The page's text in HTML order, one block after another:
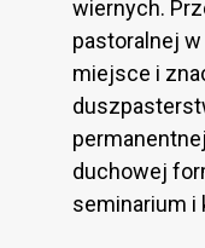
wiernych.
pastoralnej
miejsce i
duchowej
seminarium i